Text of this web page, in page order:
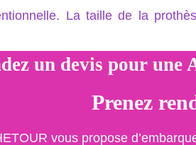
La taille de la
un devis pour
Prenez
vous propose